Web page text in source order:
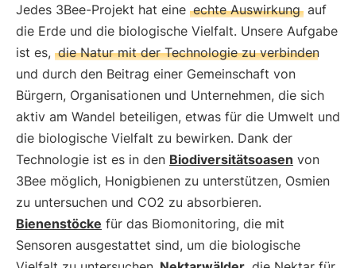
Jedes 3Bee-Projekt hat eine echte Auswirkung auf
die Erde und die biologische Vielfalt. Unsere Aufgabe
ist es, die Natur mit der Technologie zu verbinden
und durch den Beitrag einer Gemeinschaft von
Bürgern, Organisationen und Unternehmen, die sich
aktiv am Wandel beteiligen, etwas für die Umwelt und
die biologische Vielfalt zu bewirken. Dank der
Technologie ist es in den Biodiversitätsoasen von
3Bee möglich, Honigbienen zu unterstützen, Osmien
zu untersuchen und CO2 zu absorbieren.
Bienenstöcke für das Biomonitoring, die mit
Sensoren ausgestattet sind, um die biologische